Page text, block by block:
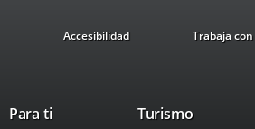
Accesibilidad Trabaja
Para ti TurismoThis